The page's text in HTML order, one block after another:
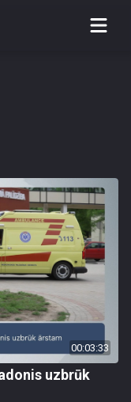
00:03:33
uzbrūk